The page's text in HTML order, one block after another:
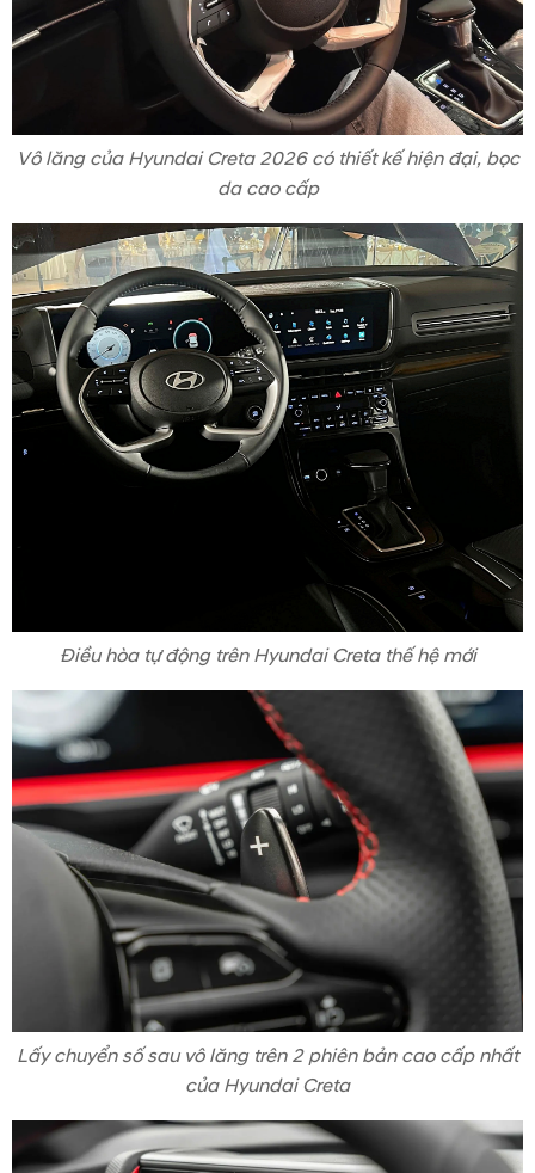
Vô lăng của Hyundai Creta 2026 có thiết kế hiện đại, bọc
da cao cấp
Điều hòa tự động trên Hyundai Creta thế hệ mới
Lấy chuyển số sau vô lăng trên 2 phiên bản cao cấp nhất
của Hyundai Creta